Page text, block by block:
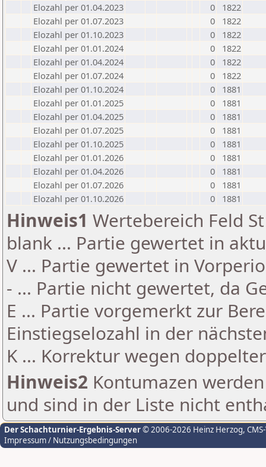
Elozahl per 01.04.2023
0
1822
Elozahl per 01.07.2023
0
1822
Elozahl per 01.10.2023
0
1822
Elozahl per 01.01.2024
0
1822
Elozahl per 01.04.2024
0
1822
Elozahl per 01.07.2024
0
1822
Elozahl per 01.10.2024
0
1881
Elozahl per 01.01.2025
0
1881
Elozahl per 01.04.2025
0
1881
Elozahl per 01.07.2025
0
1881
Elozahl per 01.10.2025
0
1881
Elozahl per 01.01.2026
0
1881
Elozahl per 01.04.2026
0
1881
Elozahl per 01.07.2026
0
1881
Elozahl per 01.10.2026
0 1881
Hinweis1 Wertebereich Feld
blank ... Partie gewertet in
V ... Partie gewertet in
- ... Partie nicht gewertet, da
E ... Partie vorgemerkt zur
Einstiegselozahl in der
K ... Korrektur wegen
Hinweis2 Kontumazen
und sind in der Liste nicht
Der Schachturnier-Ergebnis-Server© 2006-2026 Heinz Herzog,
Impressum / Nutzungsbedingungen